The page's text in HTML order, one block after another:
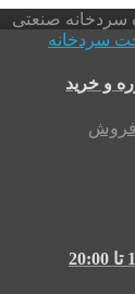
سردخانه صنعتی